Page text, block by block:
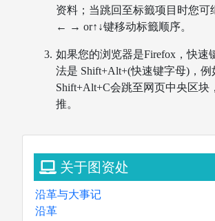
资料；当跳回至标籤项目时您可
← → or↑↓键移动标籤顺序。
如果您的浏览器是Firefox，快速
法是 Shift+Alt+(快速键字母)，例
Shift+Alt+C会跳至网页中央区块
推。
关于图资处
沿革与大事记
沿革